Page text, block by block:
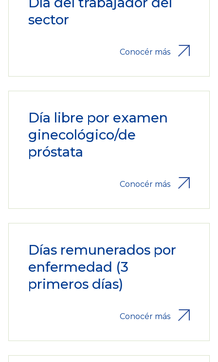
sector
Conocér más
Día libre por examen
ginecológico/de
próstata
Conocér más
Días remunerados por
enfermedad (3
primeros días)
Conocér más